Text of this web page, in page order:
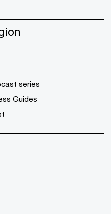
series
Guides